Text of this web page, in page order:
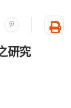
至twitter
分享至plurk
友
研究